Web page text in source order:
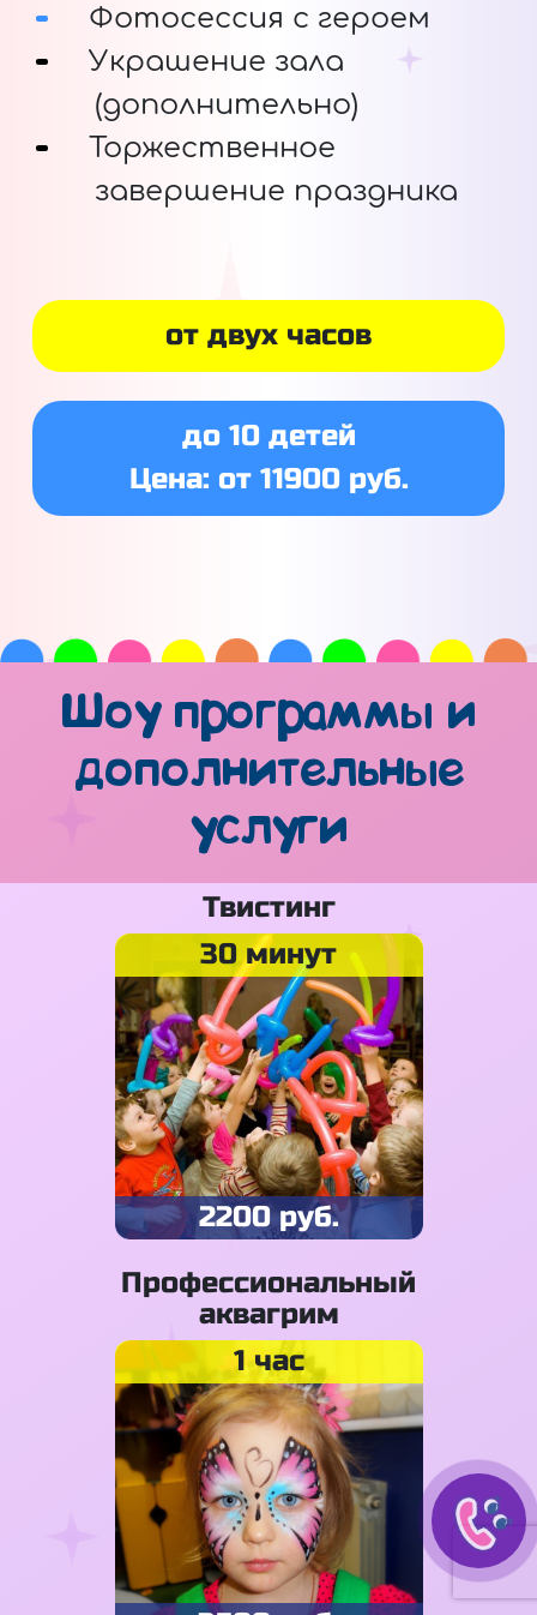
Фотосессия с героем
Украшение зала
(дополнительно)
Торжественное
завершение праздника
от двух часов
до 10 детей
Цена: от 11900 руб.
Шоу программы и
дополнительные
услуги
Твистинг
30 минут
2200 руб.
Профессиональный
аквагрим
1 час